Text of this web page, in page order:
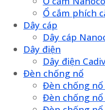
Ổ cắm phích
Dây cáp
Dây cáp
Dây điện
Dây điện
Đèn chống nổ
Đèn chống nổ
Đèn chống nổ